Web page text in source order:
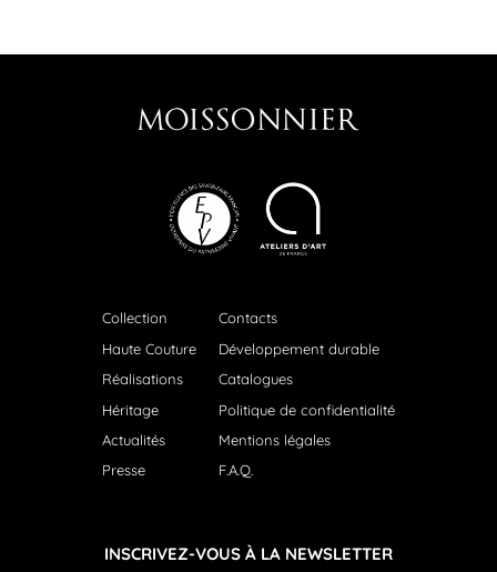
Collection
Haute Couture
Réalisations
Héritage
Actualités
Presse
Contacts
Développement durable
Catalogues
Politique de confidentialité
Mentions légales
F.A.Q.
INSCRIVEZ-VOUS À LA NEWSLETTER